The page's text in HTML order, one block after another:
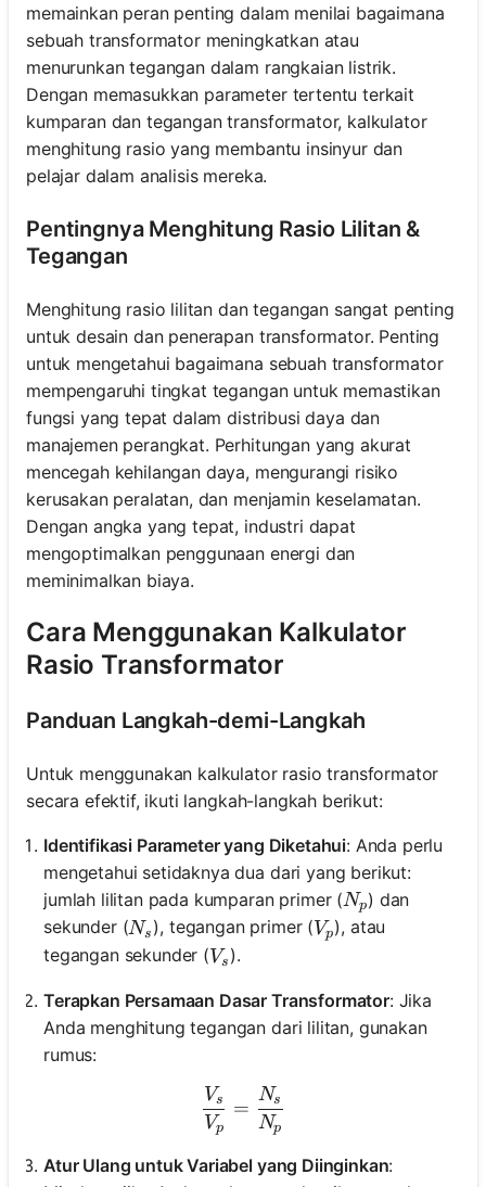
memainkan peran penting dalam menilai bagaimana
sebuah transformator meningkatkan atau
menurunkan tegangan dalam rangkaian listrik.
Dengan memasukkan parameter tertentu terkait
kumparan dan tegangan transformator, kalkulator
menghitung rasio yang membantu insinyur dan
pelajar dalam analisis mereka.
Pentingnya Menghitung Rasio Lilitan &
Tegangan
Menghitung rasio lilitan dan tegangan sangat penting
untuk desain dan penerapan transformator. Penting
untuk mengetahui bagaimana sebuah transformator
mempengaruhi tingkat tegangan untuk memastikan
fungsi yang tepat dalam distribusi daya dan
manajemen perangkat. Perhitungan yang akurat
mencegah kehilangan daya, mengurangi risiko
kerusakan peralatan, dan menjamin keselamatan.
Dengan angka yang tepat, industri dapat
mengoptimalkan penggunaan energi dan
meminimalkan biaya.
Cara Menggunakan Kalkulator
Rasio Transformator
Panduan Langkah-demi-Langkah
Untuk menggunakan kalkulator rasio transformator
secara efektif, ikuti langkah-langkah berikut:
Identifikasi Parameter yang Diketahui: Anda perlu
mengetahui setidaknya dua dari yang berikut:
jumlah lilitan pada kumparan primer (N_p
Np) dan
sekunder (N_s
Ns ), tegangan primer (V_p
Vp), atau
tegangan sekunder (V_s
Vs ).
Terapkan Persamaan Dasar Transformator: Jika
Anda menghitung tegangan dari lilitan, gunakan
rumus:
\frac{V_s}{V_p} =
Vp
Vs =
Np
Ns
Atur Ulang untuk Variabel yang Diinginkan: